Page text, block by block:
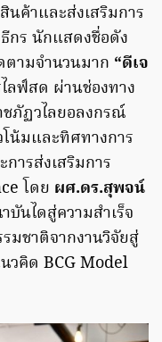
นค้าและส่งเสริมการ
กร นักแสดงชื่อดัง
ามจำนวนมาก “ดีเจ
ลฟ์สด ผ่านช่องทาง
ภัฏวไลยอลงกรณ์
น้มและทิศทางการ
รส่งเสริมการ
โดย ผศ.ดร.สุพจน์
บันไดสู่ความสำเร็จ
มชาติจากงานวิจัยสู่
วคิด BCG Model